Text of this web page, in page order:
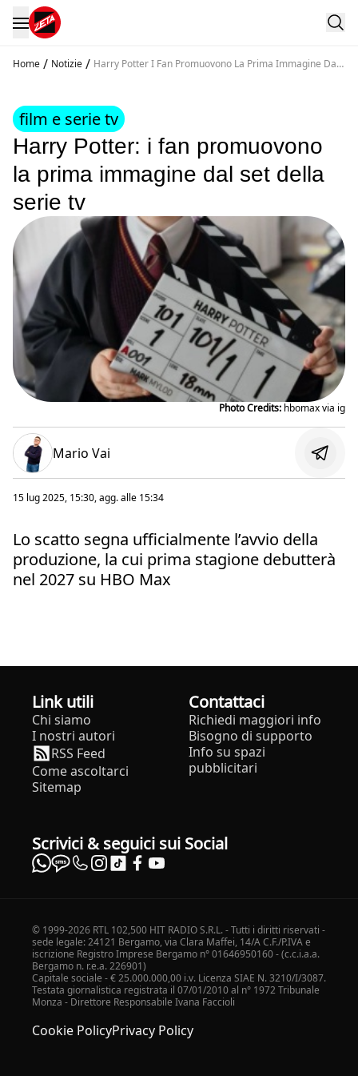
Home / Notizie / Harry Potter I Fan Promuovono La Prima Immagine Dal
film e serie tv
Harry Potter: i fan promuovono
la prima immagine dal set della
serie tv
Photo Credits:hbomax via ig
Mario Vai
15 lug 2025, 15:30, agg. alle 15:34
Lo scatto segna ufficialmente l’avvio della
produzione, la cui prima stagione debutterà
nel 2027 su HBO Max
Link utili
Chi siamo
I nostri autori
RSS Feed
Come ascoltarci
Sitemap
Contattaci
Richiedi maggiori info
Bisogno di supporto
Info su spazi
pubblicitari
Scrivici & seguici sui Social
© 1999-2026 RTL 102,500 HIT RADIO S.R.L. - Tutti i diritti riservati -
sede legale: 24121 Bergamo, via Clara Maffei, 14/A C.F./P.IVA e
iscrizione Registro Imprese Bergamo n° 01646950160 - (c.c.i.a.a.
Bergamo n. r.e.a. 226901)
Capitale sociale - € 25.000.000,00 i.v. Licenza SIAE N. 3210/I/3087.
Testata giornalistica registrata il 07/01/2010 al n° 1972 Tribunale
Monza - Direttore Responsabile Ivana Faccioli
Cookie PolicyPrivacy Policy